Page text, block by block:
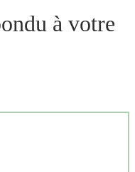
à votre